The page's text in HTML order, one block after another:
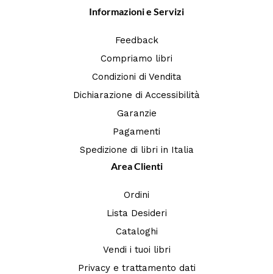
Informazioni e Servizi
Feedback
Compriamo libri
Condizioni di Vendita
Dichiarazione di Accessibilità
Garanzie
Pagamenti
Spedizione di libri in Italia
Area Clienti
Ordini
Lista Desideri
Cataloghi
Vendi i tuoi libri
Privacy e trattamento dati